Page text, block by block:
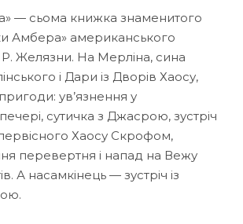
— сьома книжка знаменитого
Амбера» американського
Желязни. На Мерліна, сина
і Дари із Дворів Хаосу,
ув’язнення у
сутичка з Джасрою, зустріч
Хаосу Скрофом,
перевертня і напад на Вежу
А насамкінець — зустріч із